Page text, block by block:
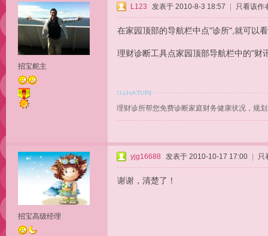
招宝舵主
L123 发表于 2010-8-3 18:57 只看该作
在家园顶部的导航栏中点"诊所",就可以
理财诊断工具点家园顶部导航栏中的"财
理财诊所帮您免费诊断家庭财务健康状况，规
招宝高级经理
yjg16688 发表于 2010-10-17 17:00 只
谢谢，清楚了！